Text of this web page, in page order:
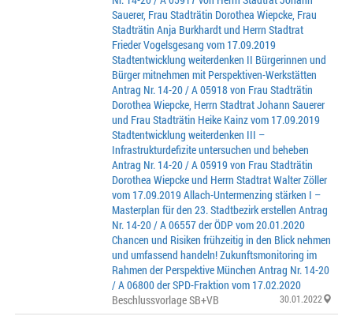
Sauerer, Frau Stadträtin Dorothea Wiepcke, Frau
Stadträtin Anja Burkhardt und Herrn Stadtrat
Frieder Vogelsgesang vom 17.09.2019
Stadtentwicklung weiterdenken II Bürgerinnen und
Bürger mitnehmen mit Perspektiven-Werkstätten
Antrag Nr. 14-20 / A 05918 von Frau Stadträtin
Dorothea Wiepcke, Herrn Stadtrat Johann Sauerer
und Frau Stadträtin Heike Kainz vom 17.09.2019
Stadtentwicklung weiterdenken III –
Infrastrukturdefizite untersuchen und beheben
Antrag Nr. 14-20 / A 05919 von Frau Stadträtin
Dorothea Wiepcke und Herrn Stadtrat Walter Zöller
vom 17.09.2019 Allach-Untermenzing stärken I –
Masterplan für den 23. Stadtbezirk erstellen Antrag
Nr. 14-20 / A 06557 der ÖDP vom 20.01.2020
Chancen und Risiken frühzeitig in den Blick nehmen
und umfassend handeln! Zukunftsmonitoring im
Rahmen der Perspektive München Antrag Nr. 14-20
/ A 06800 der SPD-Fraktion vom 17.02.2020
Beschlussvorlage SB+VB
30.01.2022